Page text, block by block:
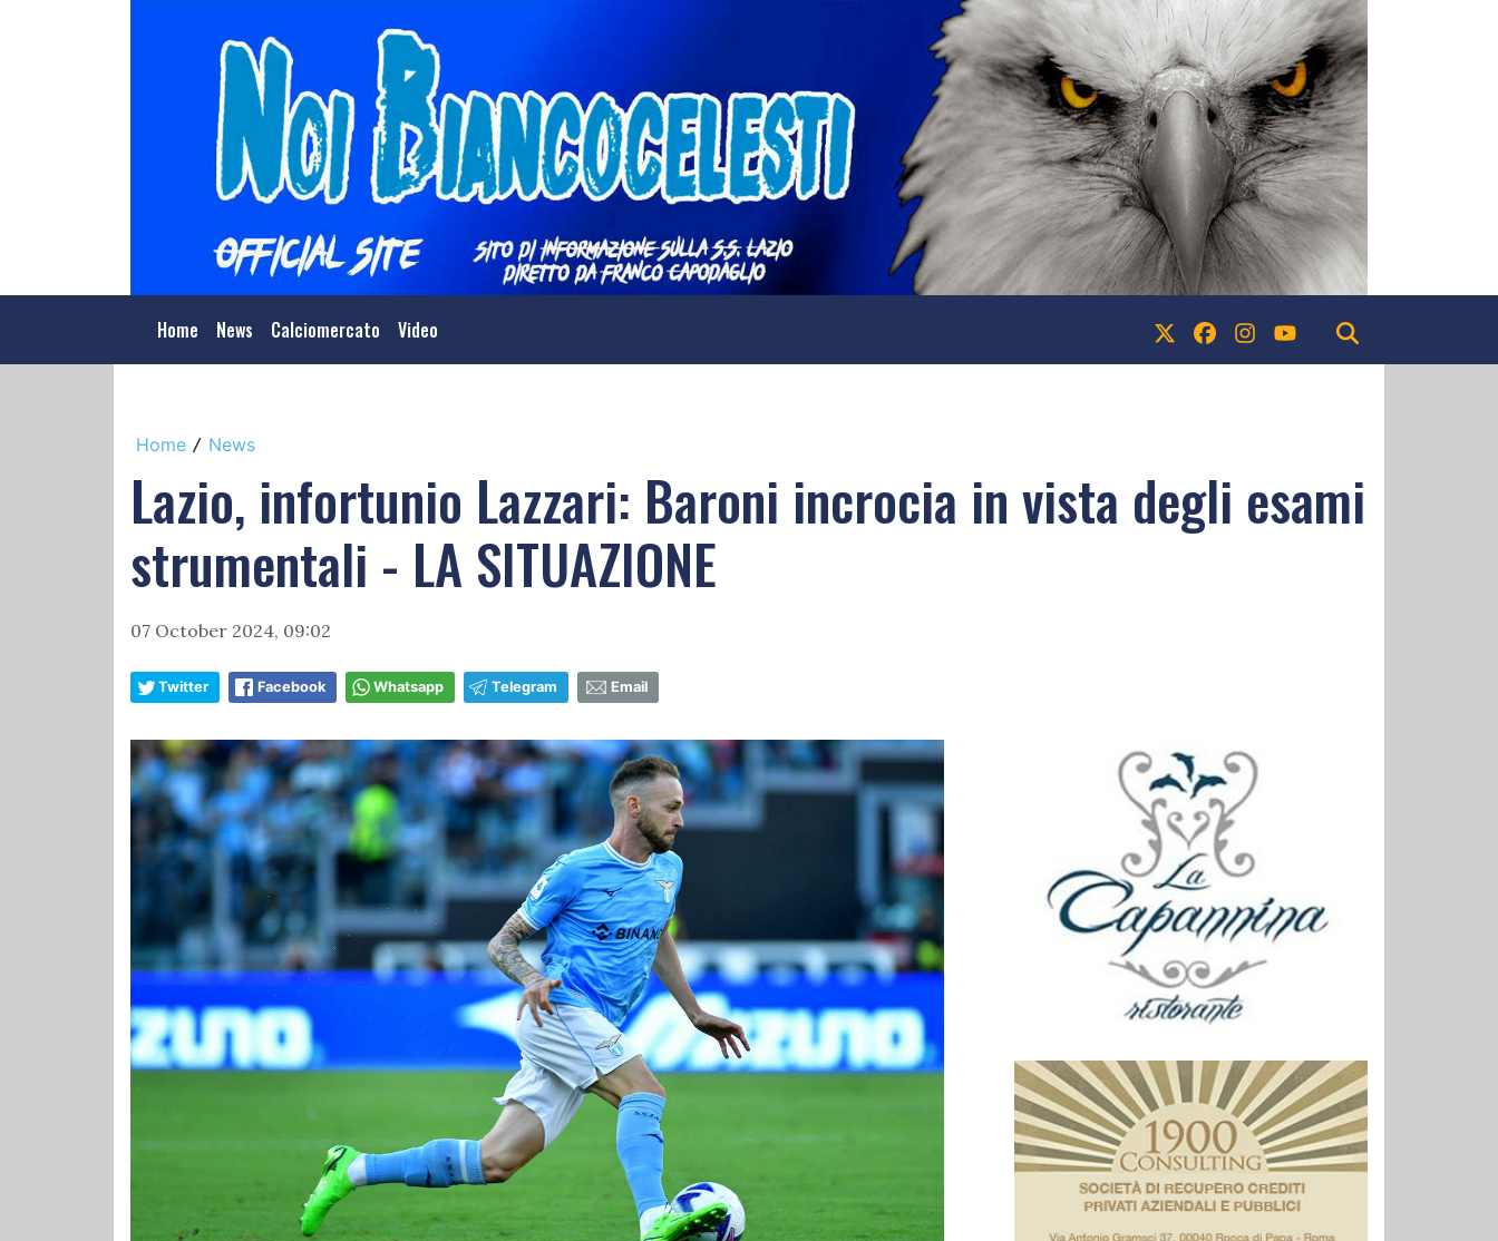
Home News Calciomercato Video
Home / News
Lazio, infortunio Lazzari: Baroni incrocia in vista degli esami
strumentali - LA SITUAZIONE
07 October 2024, 09:02
Twitter Facebook Whatsapp Telegram Email